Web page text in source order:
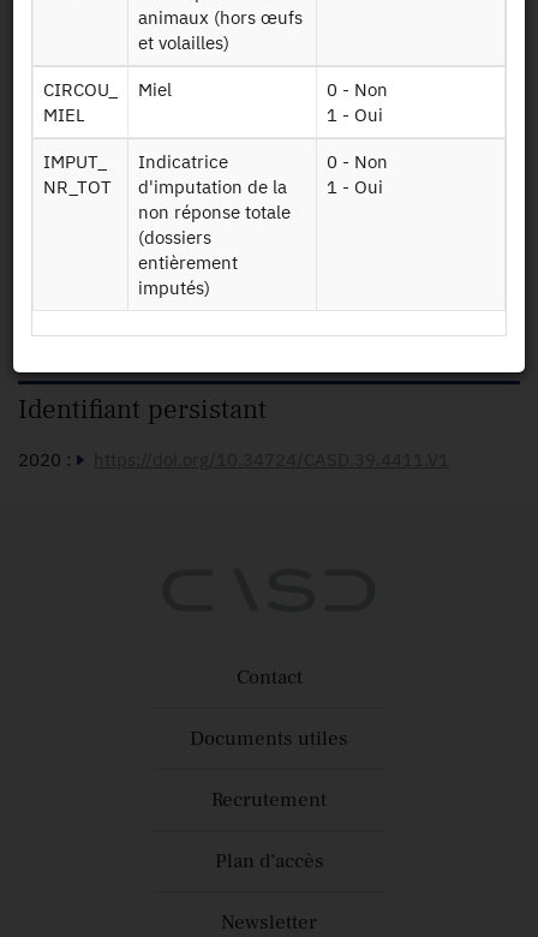
légumes cultivés
2020
RA2020 SURF
SAU 220415
végétales -
surface agricole
utilisée (SAU)
2020
Données sur les
productions
+
animaux (hors œufs
et volailles)
CIRCOU_
MIEL
Miel
0 - Non
1 - Oui
IMPUT_
NR_TOT
Indicatrice
d'imputation de la
non réponse totale
(dossiers
entièrement
imputés)
0 - Non
1 - Oui
Identifiant persistant
2020 :
Contact
Documents utiles
Recrutement
Plan d’accès
Newsletter